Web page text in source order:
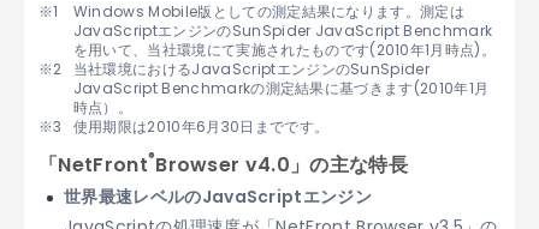
Windows Mobile版としての測定結果になります。測定は
JavaScriptエンジンのSunSpider JavaScript Benchmark
を用いて、当社環境にて実施されたものです(2010年1月時点)。
当社環境におけるJavaScriptエンジンのSunSpider
JavaScript Benchmarkの測定結果に基づきます(2010年1月
時点）。
使用期限は2010年6月30日までです。
「NetFront®Browser v4.0」の主な特長
世界最速レベルのJavaScriptエンジン